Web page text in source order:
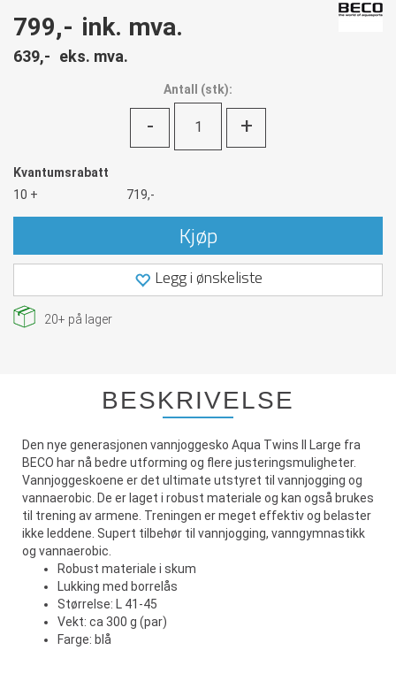
799,- ink. mva.
639,- eks. mva.
Antall (stk):
- +
Kvantumsrabatt
10 +
719,-
Kjøp
Legg i ønskeliste
20+ på lager
BESKRIVELSE
Den nye generasjonen vannjoggesko Aqua Twins II Large fra
BECO har nå bedre utforming og flere justeringsmuligheter.
Vannjoggeskoene er det ultimate utstyret til vannjogging og
vannaerobic. De er laget i robust materiale og kan også brukes
til trening av armene. Treningen er meget effektiv og belaster
ikke leddene. Supert tilbehør til vannjogging, vanngymnastikk
og vannaerobic.
Robust materiale i skum
Lukking med borrelås
Størrelse: L 41-45
Vekt: ca 300 g (par)
Farge: blå